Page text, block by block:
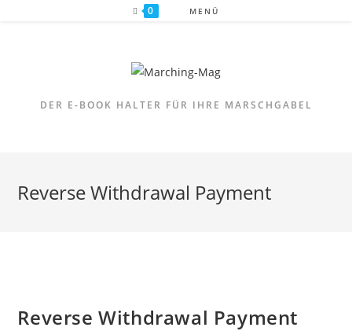
0 MENÜ
DER E-BOOK HALTER FÜR IHRE MARSCHGABEL
Reverse Withdrawal Payment
Reverse Withdrawal Payment